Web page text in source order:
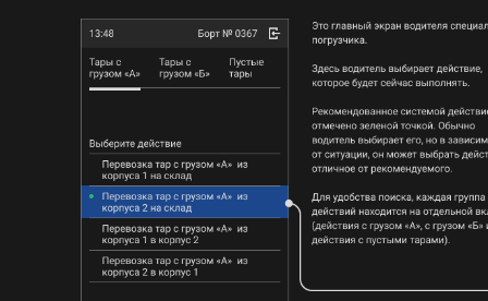
hi@aspirity.com
+7 (391) 205-00-55
г. Красноярск, ул. Ладо
Кецховели, 22а, 11 этаж, офис
11-16
Смета проекта определяется требованиями к